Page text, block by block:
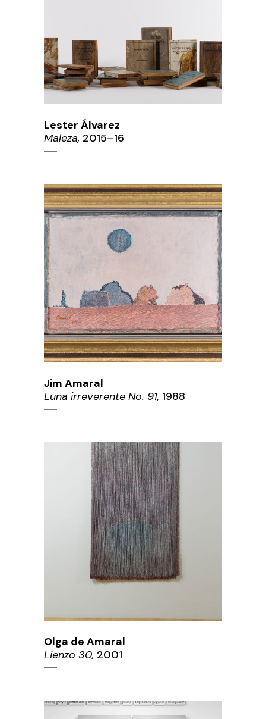
Lester Álvarez
Maleza, 2015–16
Jim Amaral
Luna irreverente No. 91, 1988
Olga de Amaral
Lienzo 30, 2001